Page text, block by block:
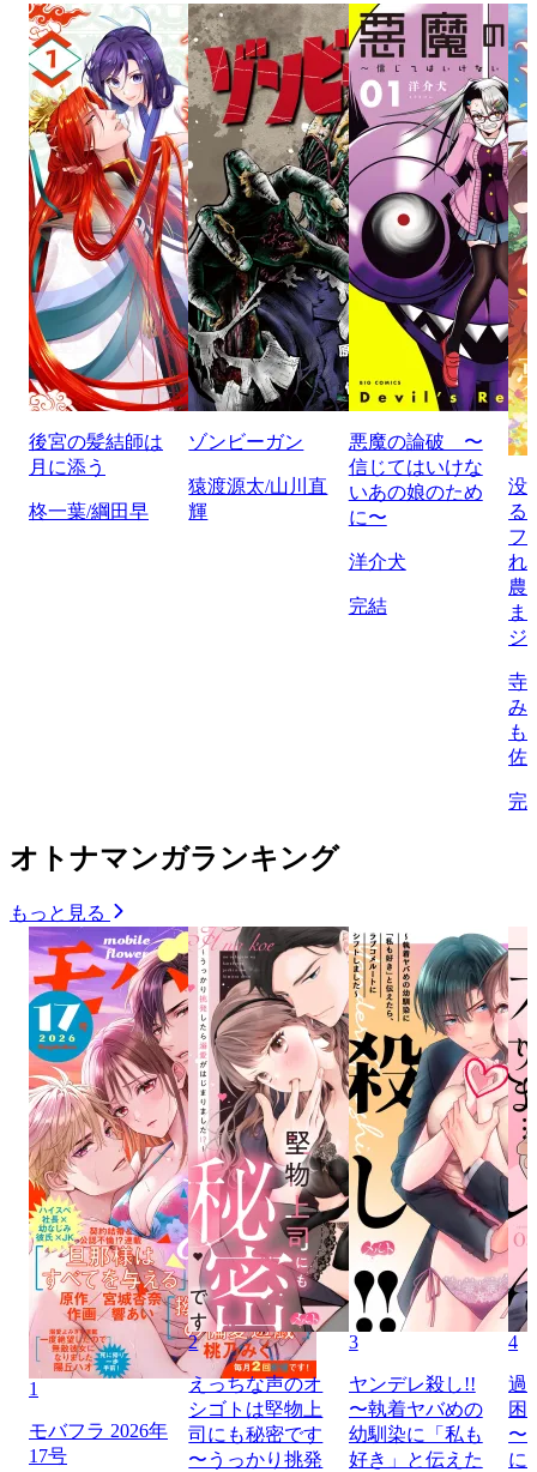
後宮の髪結師は
月に添う
柊一葉/綱田早
ゾンビーガン
猿渡源太/山川直
輝
悪魔の論破 〜
信じてはいけな
いあの娘のため
に〜
洋介犬
完結
没
る
フ
れ
農
ま
ジ
寺
み
も
佐
完
オトナマンガランキング
もっと見る
1
モバフラ 2026年
17号
2
えっちな声のオ
シゴトは堅物上
司にも秘密です
〜うっかり挑発
3
ヤンデレ殺し!!
〜執着ヤバめの
幼馴染に「私も
好き」と伝えた
4
過
困
〜
に